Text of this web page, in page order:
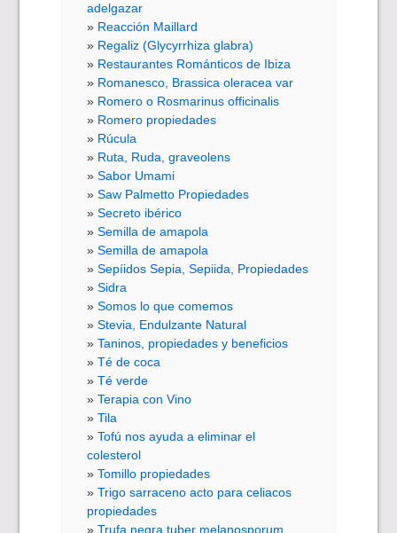
adelgazar
Reacción Maillard
Regaliz (Glycyrrhiza glabra)
Restaurantes Románticos de Ibiza
Romanesco, Brassica oleracea var
Romero o Rosmarinus officinalis
Romero propiedades
Rúcula
Ruta, Ruda, graveolens
Sabor Umami
Saw Palmetto Propiedades
Secreto ibérico
Semilla de amapola
Semilla de amapola
Sepíidos Sepia, Sepiida, Propiedades
Sidra
Somos lo que comemos
Stevia, Endulzante Natural
Taninos, propiedades y beneficios
Té de coca
Té verde
Terapia con Vino
Tila
Tofú nos ayuda a eliminar el
colesterol
Tomillo propiedades
Trigo sarraceno acto para celiacos
propiedades
Trufa negra tuber melanosporum